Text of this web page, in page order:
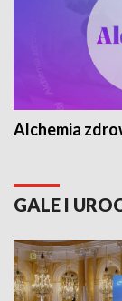
Alchemia
GALE I